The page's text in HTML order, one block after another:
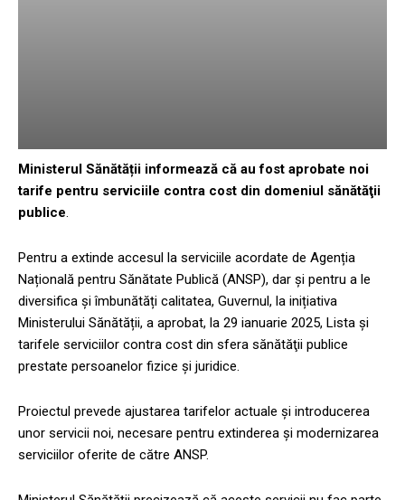
Ministerul Sănătății informează că au fost aprobate noi
tarife pentru serviciile contra cost din domeniul sănătăţii
publice.
Pentru a extinde accesul la serviciile acordate de Agenția
Națională pentru Sănătate Publică (ANSP), dar și pentru a le
diversifica și îmbunătăți calitatea, Guvernul, la inițiativa
Ministerului Sănătății, a aprobat, la 29 ianuarie 2025, Lista şi
tarifele serviciilor contra cost din sfera sănătăţii publice
prestate persoanelor fizice şi juridice.
Proiectul prevede ajustarea tarifelor actuale și introducerea
unor servicii noi, necesare pentru extinderea și modernizarea
serviciilor oferite de către ANSP.